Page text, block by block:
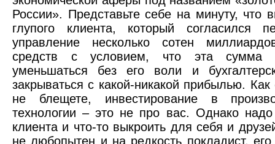
России». Представьте себе на минуту, что
глупого клиента, который согласился
управление несколько сотен
средств с условием, что эта сумма
уменьшаться без его воли и
закрываться с какой-никакой прибылью.
не блещете, инвестирование в
технологии – это не про вас. Однако надо
клиента и что-то выкроить для себя и
не любопытен и на редкость покладист,